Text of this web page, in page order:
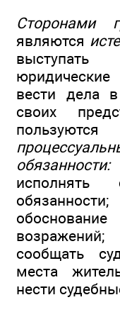
Сторонами
являются
вести дела
своих
обязанности:
исполнять
сообщать
места
нести